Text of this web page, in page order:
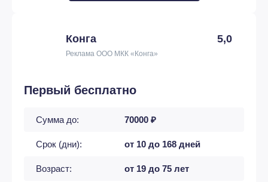
Конга 5,0
Реклама ООО МКК «Конга»
Первый бесплатно
Сумма до: 70000 ₽
Срок (дни): от 10 до 168 дней
Возраст: от 19 до 75 лет